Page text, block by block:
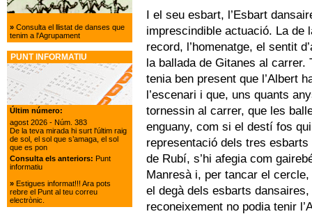
I el seu esbart, l’Esbart
imprescindible actuació. La de
record, l’homenatge, el sentit
la ballada de Gitanes al
tenia ben present que l’Albert
l’escenari i que, uns quants
tornessin al carrer, que les
enguany, com si el destí fos
representació dels tres esbarts
de Rubí, s’hi afegia com
Manresà i, per tancar el
el degà dels esbarts
reconeixement no podia tenir
»Consulta el llistat de danses que
tenim a l'Agrupament
PUNT INFORMATIU
Últim número:
agost 2026 - Núm. 383
De la teva mirada hi surt l'últim raig
de sol, el sol que s’amaga, el sol
que es pon
Consulta els anteriors: Punt
informatiu
»Estigues informat!!! Ara pots
rebre el Punt al teu correu
electrònic.